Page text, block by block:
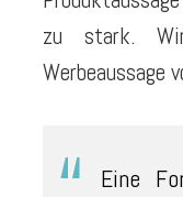
zu stark.
Werbeaussage
Eine